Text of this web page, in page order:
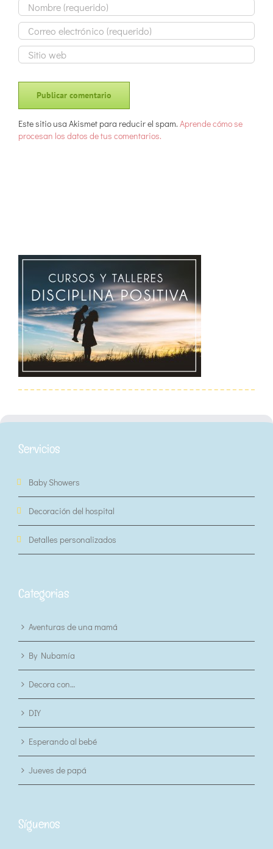
Este sitio usa Akismet para reducir el spam. Aprende cómo se
procesan los datos de tus comentarios.
Servicios
Baby Showers
Decoración del hospital
Detalles personalizados
Categorias
Aventuras de una mamá
By Nubamía
Decora con…
DIY
Esperando al bebé
Jueves de papá
Síguenos